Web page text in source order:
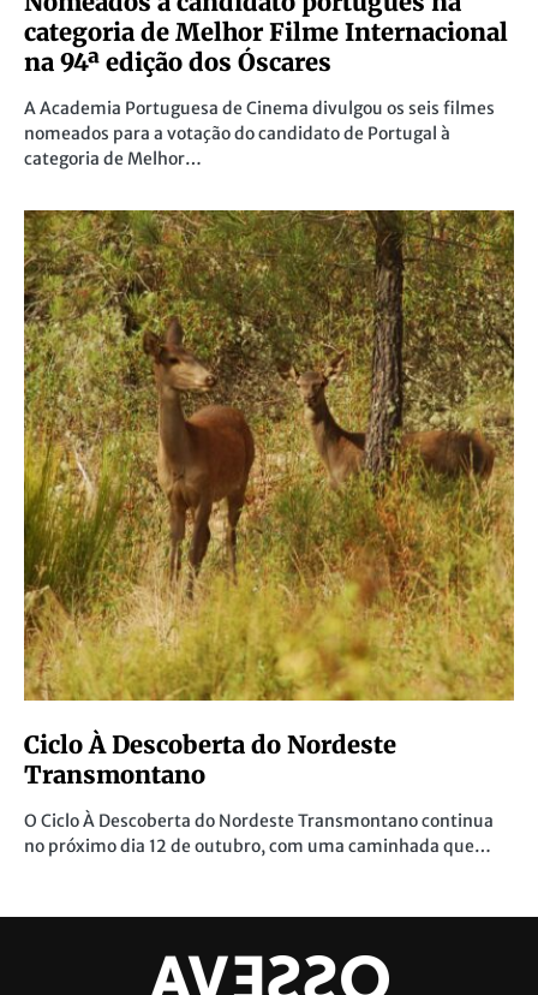
categoria de Melhor Filme Internacional
na 94ª edição dos Óscares
A Academia Portuguesa de Cinema divulgou os seis filmes
nomeados para a votação do candidato de Portugal à
categoria de Melhor…
Ciclo À Descoberta do Nordeste
Transmontano
O Ciclo À Descoberta do Nordeste Transmontano continua
no próximo dia 12 de outubro, com uma caminhada que…